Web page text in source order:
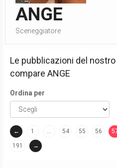
ANGE
Sceneggiatore
Le pubblicazioni del
compare ANGE
Ordina per
← 1 … 54 55 56
191 →